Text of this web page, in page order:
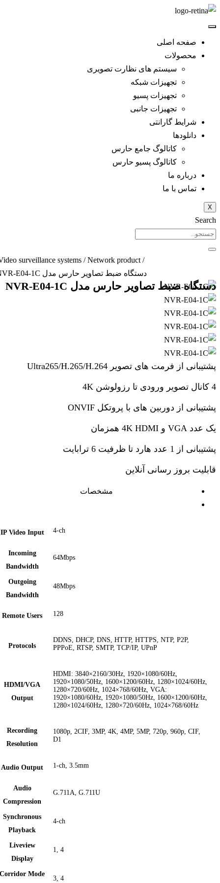
صفحه اصلی
محصولات
سیستم های نظارت تصویری
تجهیزات شبکه
تجهیزات پسیو
تجهیزات جانبی
شرایط گارانتی
دانلود‌ها
کاتالوگ جامع حارس
کاتالوگ پسیو حارس
درباره ما
تماس با ما
X
Search
/Video surveillance systems/Network product/
دستگاه ضبط تصاویر حارس مدل NVR-E04-1C
دستگاه ضبط تصاویر حارس مدل NVR-E04-1C
پشتیبانی از فرمت های تصویر Ultra265/H.265/H.264
4 کانال تصویر ورودی تا رزولوشن 4K
پشتیبانی از دوربین های با پروتکل ONVIF
یک عدد VGA و 4K HDMI همزمان
پشتیبانی از 1 عدد هارد تا ظرفیت 6 ترابایت
قابلیت بروز رسانی آنلاین
مشخصات
IP Video Input 4-ch
Incoming
Bandwidth
64Mbps
Outgoing
Bandwidth
48Mbps
Remote Users 128
Protocols
DDNS, DHCP, DNS, HTTP, HTTPS, NTP, P2P,
PPPoE, RTSP, SMTP, TCP/IP, UPnP
HDMI/VGA
Output
HDMI: 3840×2160/30Hz, 1920×1080/60Hz,
1920×1080/50Hz, 1600×1200/60Hz, 1280×1024/60Hz,
1280×720/60Hz, 1024×768/60Hz, VGA:
1920×1080/60Hz, 1920×1080/50Hz, 1600×1200/60Hz,
1280×1024/60Hz, 1280×720/60Hz, 1024×768/60Hz
Recording
Resolution
1080p, 2CIF, 3MP, 4K, 4MP, 5MP, 720p, 960p, CIF,
D1
Audio Output 1-ch, 3.5mm
Audio
Compression
G.711A, G.711U
Synchronous
Playback
4-ch
Liveview
Display
1, 4
Corridor Mode
3, 4